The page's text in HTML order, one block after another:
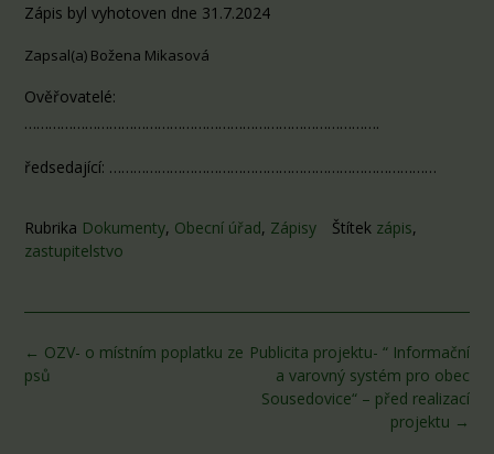
Zápis byl vyhotoven dne 31.7.2024
Zapsal(a) Božena Mikasová
Ověřovatelé:
…………………………………………………………………………….
ředsedající: ………………………………………………………………………
Rubrika Dokumenty, Obecní úřad, Zápisy Štítek zápis,
zastupitelstvo
Post
navigation
Publicita projektu- “ Informační
a varovný systém pro obec
Sousedovice“ – před realizací
projektu →
← OZV- o místním poplatku ze
psů